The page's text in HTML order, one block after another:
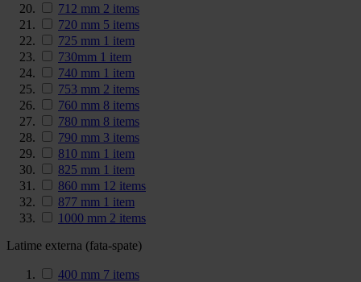
712 mm 2 items
720 mm 5 items
725 mm 1 item
730mm 1 item
740 mm 1 item
753 mm 2 items
760 mm 8 items
780 mm 8 items
790 mm 3 items
810 mm 1 item
825 mm 1 item
860 mm 12 items
877 mm 1 item
1000 mm 2 items
Latime externa (fata-spate)
400 mm 7 items